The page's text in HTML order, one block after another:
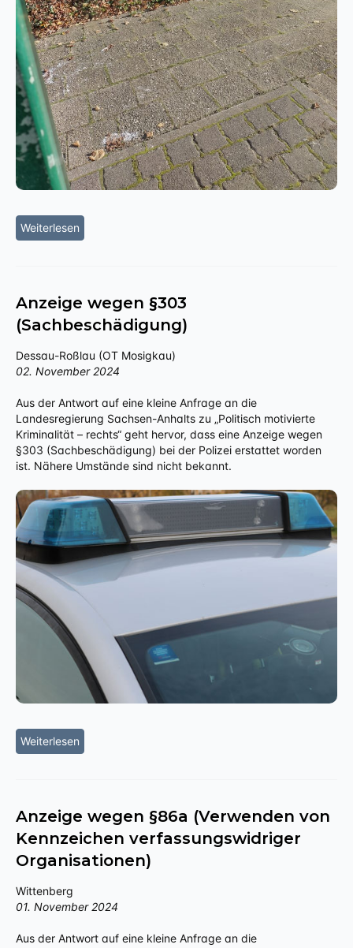
Weiterlesen
Anzeige wegen §303
(Sachbeschädigung)
Dessau-Roßlau (OT Mosigkau)
02. November 2024
Aus der Antwort auf eine kleine Anfrage an die
Landesregierung Sachsen-Anhalts zu „Politisch motivierte
Kriminalität – rechts“ geht hervor, dass eine Anzeige wegen
§303 (Sachbeschädigung) bei der Polizei erstattet worden
ist. Nähere Umstände sind nicht bekannt.
Weiterlesen
Anzeige wegen §86a (Verwenden von
Kennzeichen verfassungswidriger
Organisationen)
Wittenberg
01. November 2024
Aus der Antwort auf eine kleine Anfrage an die